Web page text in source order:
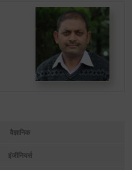
वैज्ञानिक
इंजीनियर्स